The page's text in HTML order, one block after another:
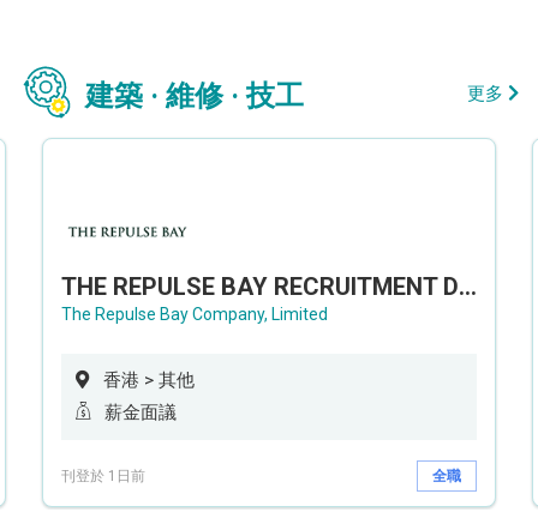
建築 · 維修 · 技工 更多
THE REPULSE BAY RECRUITMENT DAY 淺水灣影灣園人才招聘會
The Repulse Bay Company, Limited
香港 > 其他
薪金面議
刊登於 1日前 全職